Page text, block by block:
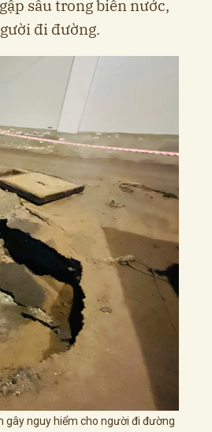
sâu trong biển nước,
đi đường.
gây nguy hiểm cho người đi đường